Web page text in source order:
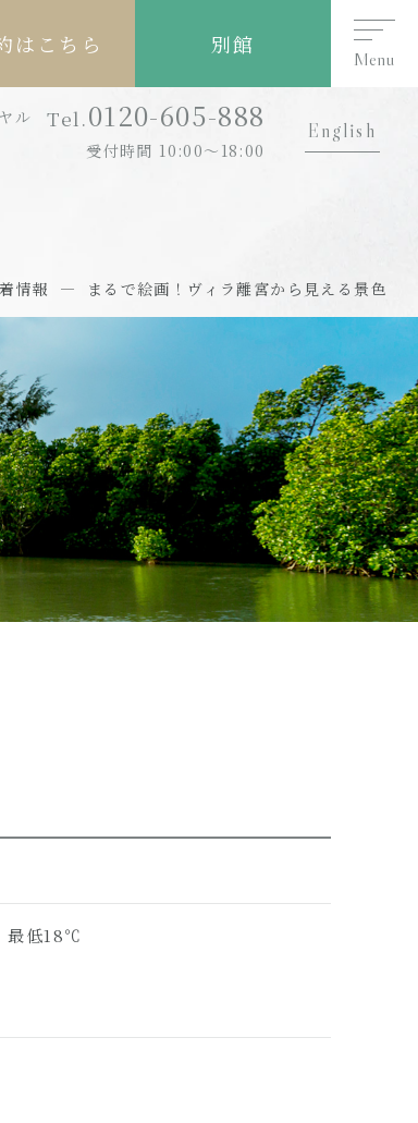
はこちら 別館
Menu
ル Tel.0120-605-888
受付時間 10:00～18:00
English
情報 まるで絵画！ヴィラ離宮から見える景色
低18℃